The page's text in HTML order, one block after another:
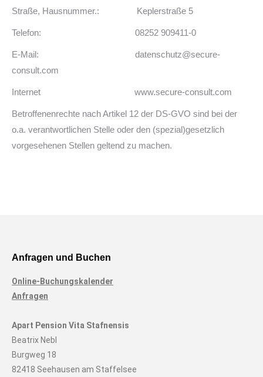
Straße, Hausnummer.: Keplerstraße 5
Telefon: 08252 909411-0
E-Mail: datenschutz@secure-
consult.com
Internet www.secure-consult.com
Betroffenenrechte nach Artikel 12 der DS-GVO sind bei der
o.a. verantwortlichen Stelle oder den (spezial)gesetzlich
vorgesehenen Stellen geltend zu machen.
Anfragen und Buchen
Online-Buchungskalender
Anfragen
Apart Pension Vita Stafnensis
Beatrix Nebl
Burgweg 18
82418 Seehausen am Staffelsee